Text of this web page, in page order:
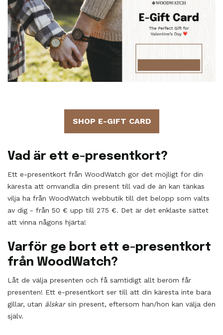
SHOP E-GIFT CARD
Vad är ett e-presentkort?
Ett e-presentkort från WoodWatch gör det möjligt för din
käresta att omvandla din present till vad de än kan tänkas
vilja ha från WoodWatch webbutik till det belopp som valts
av dig - från 50 € upp till 275 €. Det är det enklaste sättet
att vinna någons hjärta!
Varför ge bort ett e-presentkort
från WoodWatch?
Låt de välja presenten och få samtidigt allt beröm får
presenten! Ett e-presentkort ser till att din käresta inte bara
gillar, utan älskarsin present, eftersom han/hon kan välja den
själv.